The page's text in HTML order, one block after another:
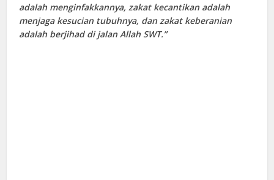
adalah menginfakkannya, zakat kecantikan adalah
menjaga kesucian tubuhnya, dan zakat keberanian
adalah berjihad di jalan Allah SWT.”